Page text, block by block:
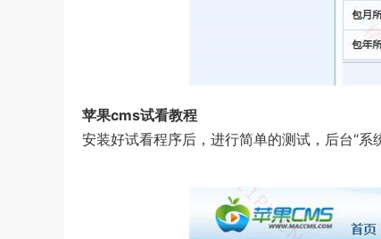
苹果cms试看教程
安装好试看程序后，进行简单的测试，后台“系